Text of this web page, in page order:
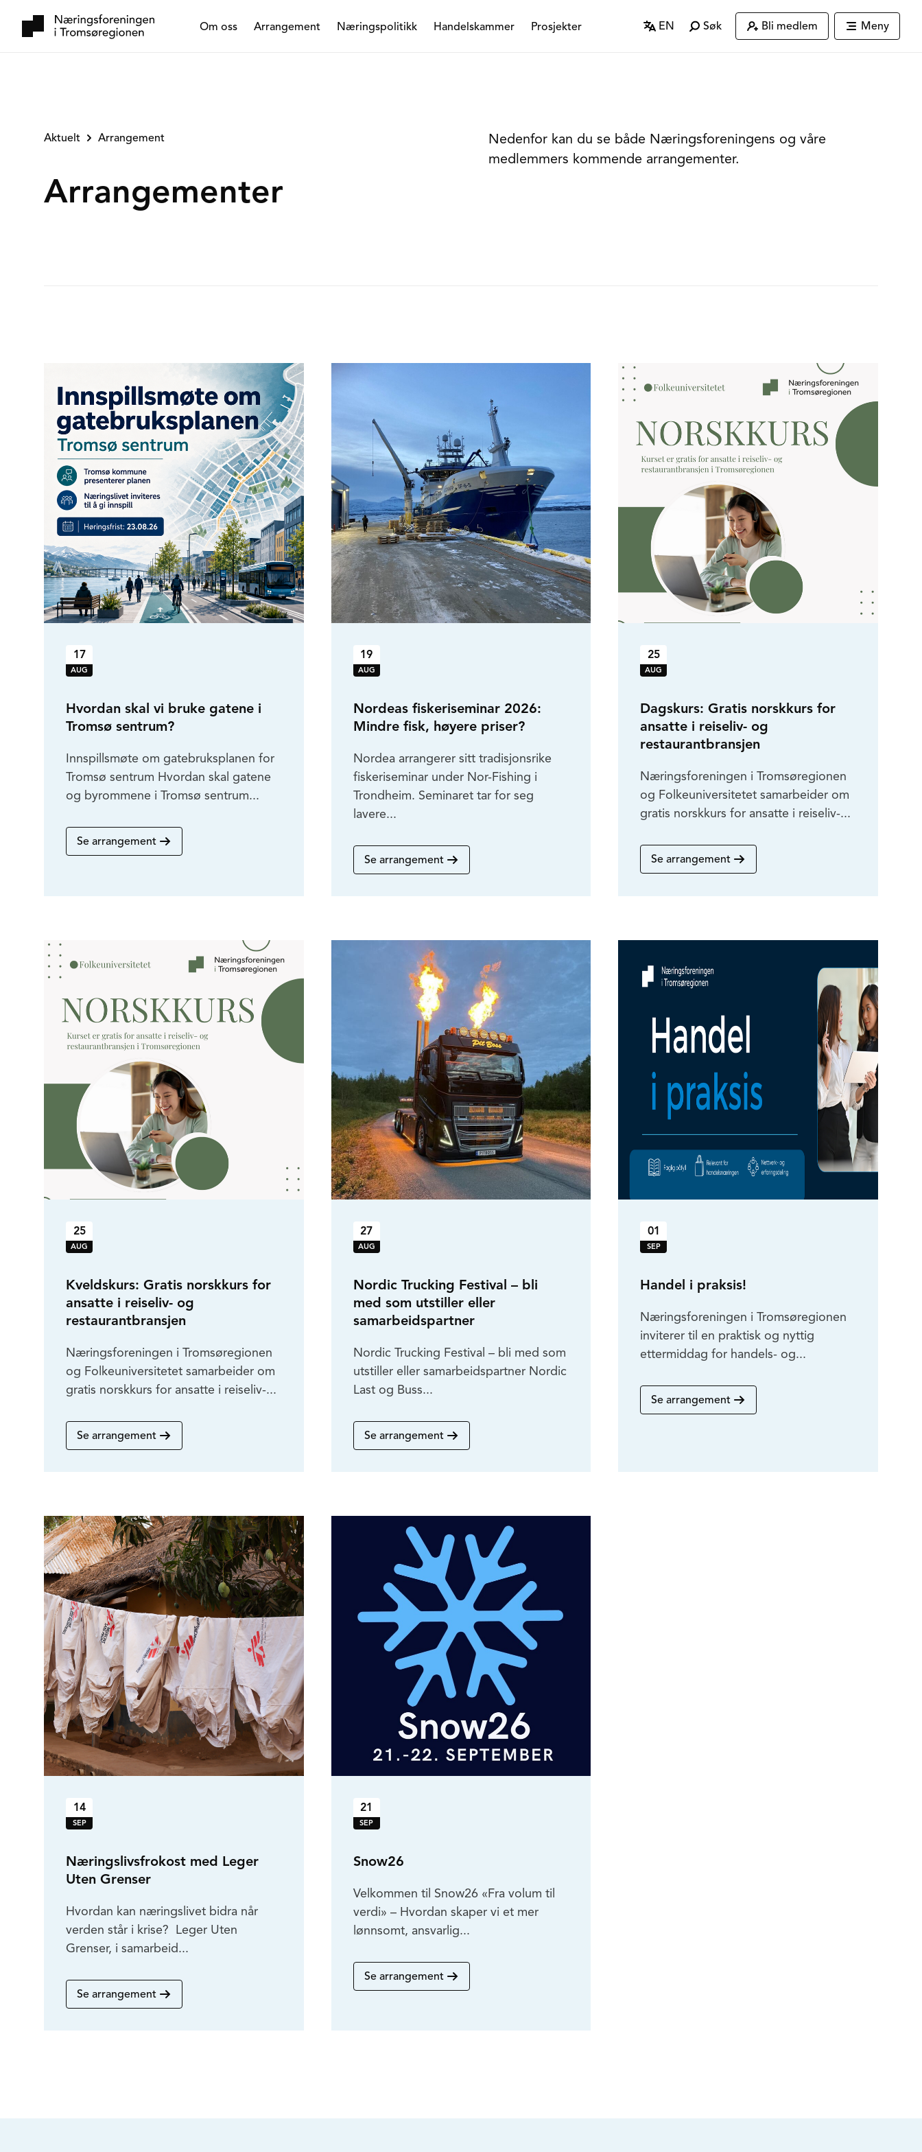
Om oss Arrangement Næringspolitikk Handelskammer Prosjekter EN Søk Bli medlem Meny
Aktuelt Arrangement
Arrangementer
Nedenfor kan du se både Næringsforeningens og våre
medlemmers kommende arrangementer.
17
AUG
Hvordan skal vi bruke gatene i
Tromsø sentrum?
Innspillsmøte om gatebruksplanen for
Tromsø sentrum Hvordan skal gatene
og byrommene i Tromsø sentrum...
Se arrangement
19
AUG
Nordeas fiskeriseminar 2026:
Mindre fisk, høyere priser?
Nordea arrangerer sitt tradisjonsrike
fiskeriseminar under Nor-Fishing i
Trondheim. Seminaret tar for seg
lavere...
Se arrangement
25
AUG
Dagskurs: Gratis norskkurs for
ansatte i reiseliv- og
restaurantbransjen
Næringsforeningen i Tromsøregionen
og Folkeuniversitetet samarbeider om
gratis norskkurs for ansatte i reiseliv-...
Se arrangement
25
AUG
Kveldskurs: Gratis norskkurs for
ansatte i reiseliv- og
restaurantbransjen
Næringsforeningen i Tromsøregionen
og Folkeuniversitetet samarbeider om
gratis norskkurs for ansatte i reiseliv-...
Se arrangement
27
AUG
Nordic Trucking Festival – bli
med som utstiller eller
samarbeidspartner
Nordic Trucking Festival – bli med som
utstiller eller samarbeidspartner Nordic
Last og Buss...
Se arrangement
01
SEP
Handel i praksis!
Næringsforeningen i Tromsøregionen
inviterer til en praktisk og nyttig
ettermiddag for handels- og...
Se arrangement
14
SEP
Næringslivsfrokost med Leger
Uten Grenser
Hvordan kan næringslivet bidra når
verden står i krise? Leger Uten
Grenser, i samarbeid...
Se arrangement
21
SEP
Snow26
Velkommen til Snow26 «Fra volum til
verdi» – Hvordan skaper vi et mer
lønnsomt, ansvarlig...
Se arrangement